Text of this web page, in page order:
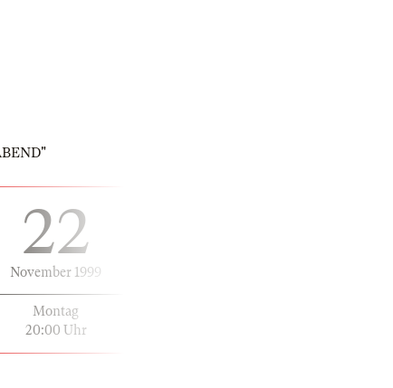
22
November 1999
Montag
20:00 Uhr